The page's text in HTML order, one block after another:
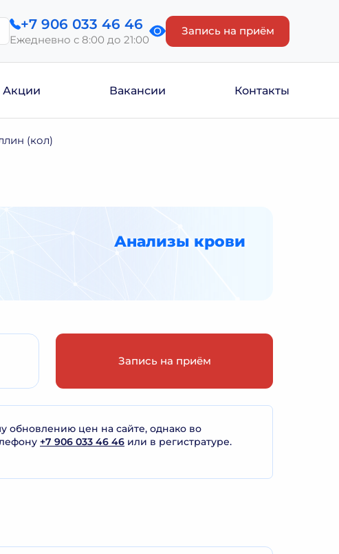
+7 906 033 46 46
Ежедневно с 8:00 до 21:00
Запись на приём
Акции Вакансии Контакты
(кол)
Анализы крови
Запись на приём
цен на сайте, однако во
+7 906 033 46 46 или в регистратуре.